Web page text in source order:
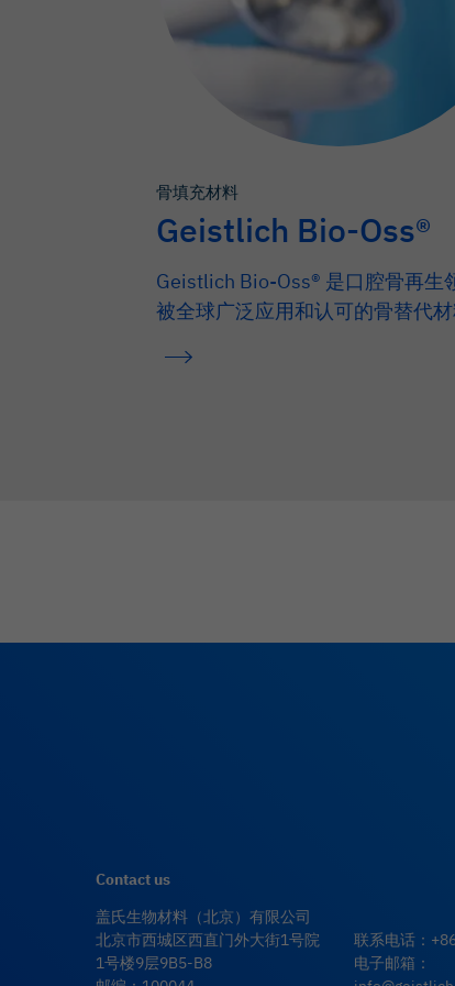
骨填充材料
Geistlich Bio-Oss®
Geistlich Bio-Oss® 是口腔骨再生
被全球广泛应用和认可的骨替代材
Contact us
盖氏生物材料（北京）有限公司
北京市西城区西直门外大街1号院
1号楼9层9B5-B8
联系电话：
电子邮箱：